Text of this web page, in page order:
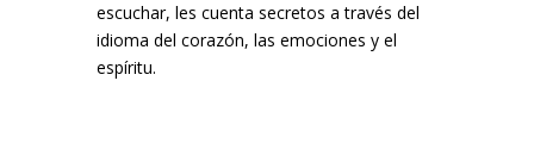
escuchar, les cuenta secretos a través del
idioma del corazón, las emociones y el
espíritu.